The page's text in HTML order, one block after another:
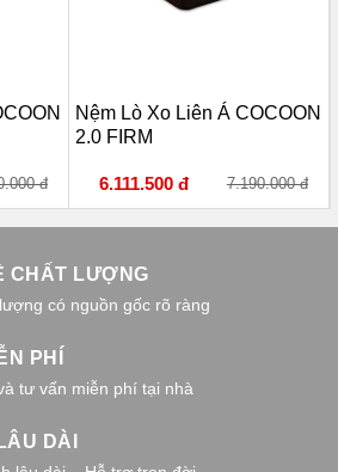
đ
Nệm Lò Xo Liên Á COCOON
2.0 FIRM
6.111.500 đ 7.190.000 đ
CHẤT LƯỢNG
có nguồn gốc rõ ràng
PHÍ
tư vấn miễn phí tại nhà
DÀI